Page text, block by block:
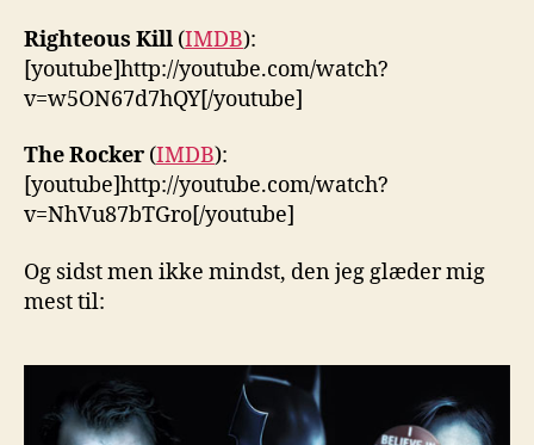
Righteous Kill (IMDB):
[youtube]http://youtube.com/watch?
v=w5ON67d7hQY[/youtube]
The Rocker (IMDB):
[youtube]http://youtube.com/watch?
v=NhVu87bTGro[/youtube]
Og sidst men ikke mindst, den jeg glæder mig
mest til: